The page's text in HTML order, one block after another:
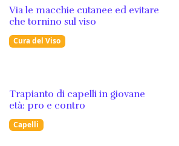
Via le macchie cutanee ed evitare
che tornino sul viso
Cura del Viso
Trapianto di capelli in giovane
età: pro e contro
Capelli